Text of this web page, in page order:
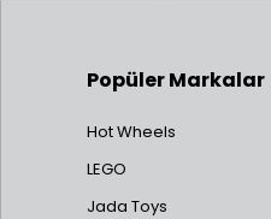
Popüler Markalar
Hot Wheels
LEGO
Jada Toys